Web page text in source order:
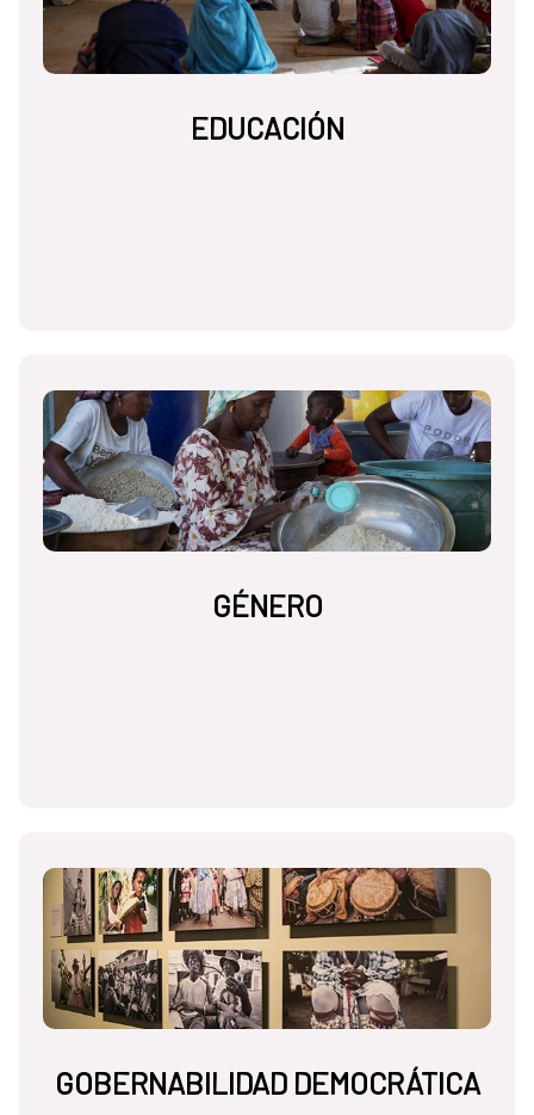
EDUCACIÓN
GÉNERO
GOBERNABILIDAD DEMOCRÁTICA